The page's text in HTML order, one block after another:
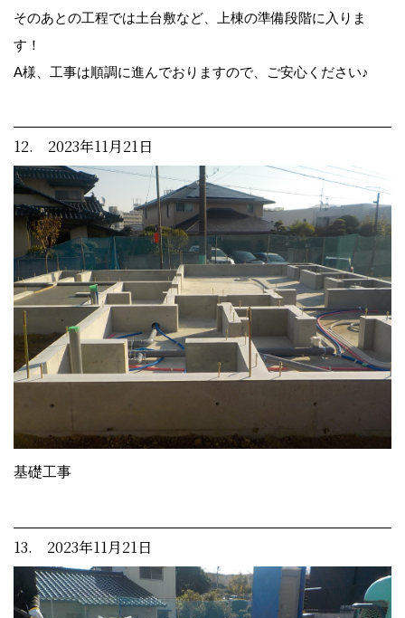
そのあとの工程では土台敷など、上棟の準備段階に入りま
す！
A様、工事は順調に進んでおりますので、ご安心ください♪
12. 2023年11月21日
基礎工事
13. 2023年11月21日